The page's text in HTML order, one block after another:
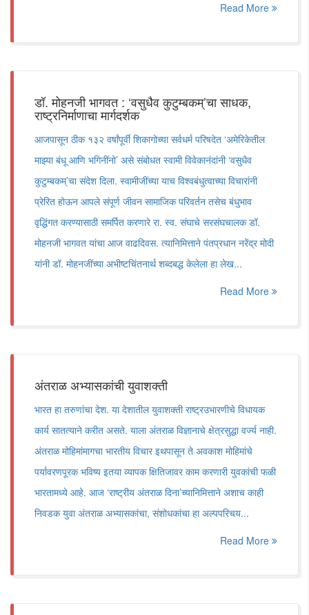
Read More
डॉ. मोहनजी भागवत : ‘वसुधैव कुटुम्बकम्’चा साधक,
राष्ट्रनिर्माणाचा मार्गदर्शक
आजपासून ठीक १३२ वर्षांपूर्वी शिकागोच्या सर्वधर्म परिषदेत ‘अमेरिकेतील
माझ्या बंधू आणि भगिनींनो’ असे संबोधत स्वामी विवेकानंदांनी ‘वसुधैव
कुटुम्बकम्’चा संदेश दिला. स्वामीजींच्या याच विश्वबंधुत्वाच्या विचारांनी
प्रेरित होऊन आपले संपूर्ण जीवन सामाजिक परिवर्तन तसेच बंधुभाव
वृद्धिंगत करण्यासाठी समर्पित करणारे रा. स्व. संघाचे सरसंघचालक डॉ.
मोहनजी भागवत यांचा आज वाढदिवस. त्यानिमित्ताने पंतप्रधान नरेंद्र मोदी
यांनी डॉ. मोहनजींच्या अभीष्टचिंतनार्थ शब्दबद्ध केलेला हा लेख...
Read More
अंतराळ अभ्यासकांची युवाशक्ती
भारत हा तरुणांचा देश. या देशातील युवाशक्ती राष्ट्रउभारणीचे विधायक
कार्य सातत्याने करीत असते. याला अंतराळ विज्ञानाचे क्षेत्रसुद्धा वर्ज्य नाही.
अंतराळ मोहिमांमागचा भारतीय विचार इथपासून ते अवकाश मोहिमांचे
पर्यावरणपूरक भविष्य इतया व्यापक क्षितिजावर काम करणारी युवकांची फळी
भारतामध्ये आहे. आज ‘राष्ट्रीय अंतराळ दिना’च्यानिमित्ताने अशाच काही
निवडक युवा अंतराळ अभ्यासकांचा, संशोधकांचा हा अल्पपरिचय...
Read More